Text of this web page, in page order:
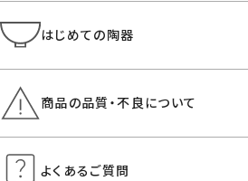
はじめての陶器
商品の品質・不良について
よくあるご質問